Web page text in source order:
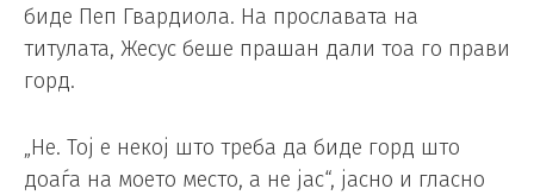
биде Пеп Гвардиола. На прославата на
титулата, Жесус беше прашан дали тоа го прави
горд.
„Не. Тој е некој што треба да биде горд што
доаѓа на моето место, а не јас“, јасно и гласно